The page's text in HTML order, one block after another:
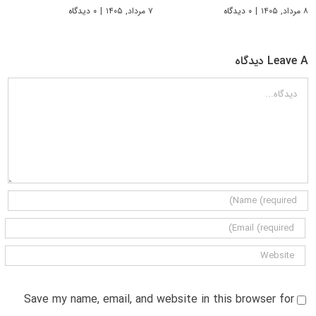
۸ مرداد, ۱۴۰۵ | ۰ دیدگاه ۷ مرداد, ۱۴۰۵ | ۰ دیدگاه
Leave A دیدگاه
دیدگاه
Save my name, email, and website in this browser for